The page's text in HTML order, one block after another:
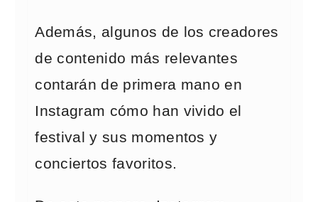
Además, algunos de los creadores
de contenido más relevantes
contarán de primera mano en
Instagram cómo han vivido el
festival y sus momentos y
conciertos favoritos.